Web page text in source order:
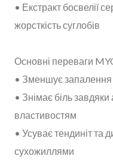
• Екстракт босвелії
жорсткість суглобів
Основні переваги
• Зменшує запалення
• Знімає біль
властивостям
• Усуває тендиніт та
сухожиллями